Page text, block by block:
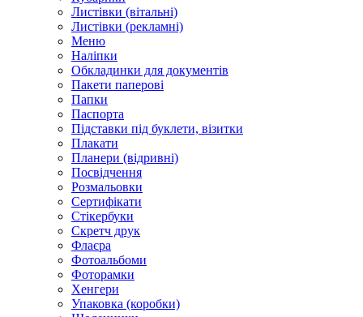
Листівки (вітальні)
Листівки (рекламні)
Меню
Наліпки
Обкладинки для документів
Пакети паперові
Папки
Паспорта
Підставки під буклети, візитки
Плакати
Планери (відривні)
Посвідчення
Розмальовки
Сертифікати
Стікербуки
Скретч друк
Флаєра
Фотоальбоми
Фоторамки
Хенгери
Упаковка (коробки)